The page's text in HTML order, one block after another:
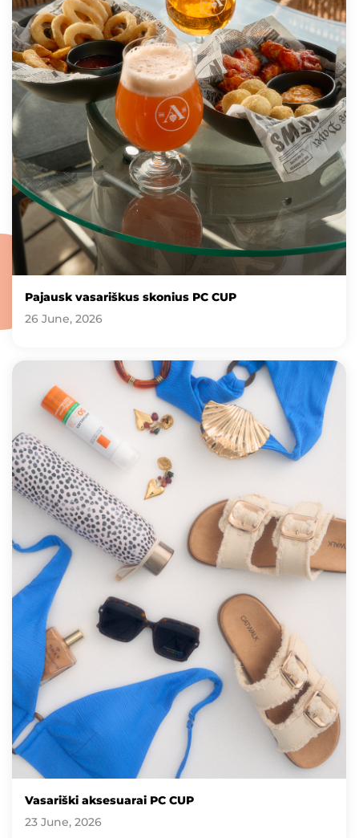
Pajausk vasariškus skonius PC CUP
26 June, 2026
Vasariški aksesuarai PC CUP
23 June, 2026